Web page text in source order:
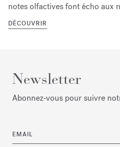
notes olfactives font écho aux
DÉCOUVRIR
Newsletter
Abonnez‑vous pour suivre
EMAIL